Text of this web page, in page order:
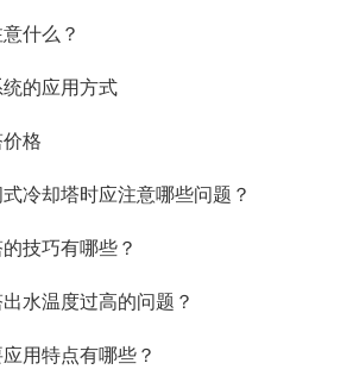
什么？
的应用方式
格
冷却塔时应注意哪些问题？
技巧有哪些？
水温度过高的问题？
用特点有哪些？